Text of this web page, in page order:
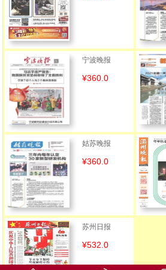
宁波晚报
¥360.0
姑苏晚报
¥360.0
苏州日报
¥532.0